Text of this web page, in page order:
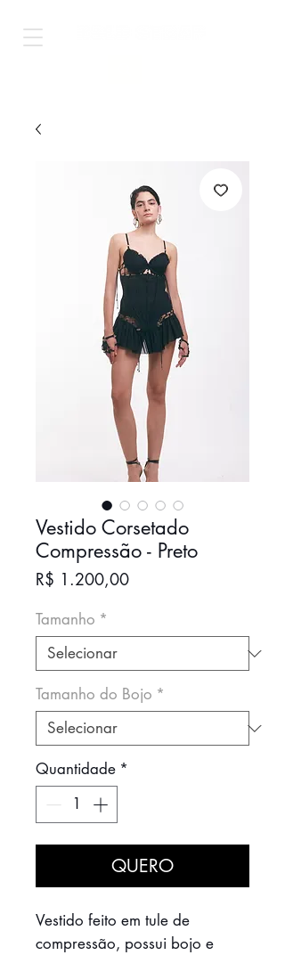
Vestido Corsetado
Compressão - Preto
R$ 1.200,00Preço
Tamanho *
Tamanho do Bojo *
Quantidade *
QUERO
Vestido feito em tule de
compressão, possui bojo e